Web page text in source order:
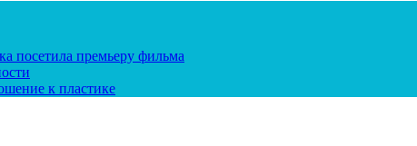
посетила премьеру фильма
к пластике